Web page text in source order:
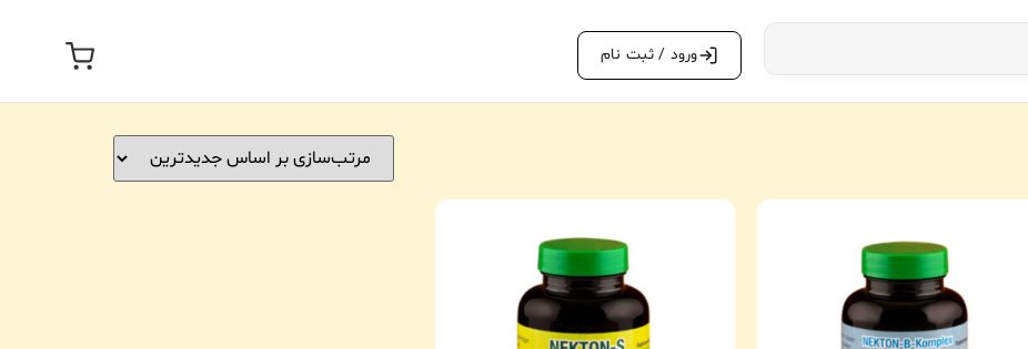
ورود / ثبت نام